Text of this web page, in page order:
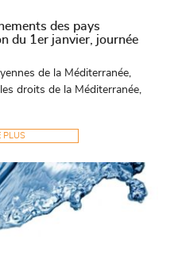
des pays
du 1er janvier, journée
de la Méditerranée,
droits de la Méditerranée,
PLUS